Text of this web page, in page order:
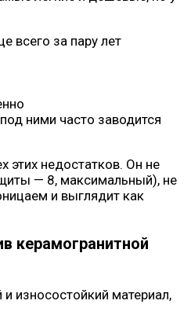
всего за пару лет
ними часто заводится
этих недостатков. Он не
— 8, максимальный), не
и выглядит как
керамогранитной
износостойкий материал,